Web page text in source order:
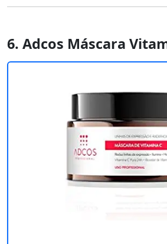
6. Adcos Máscara